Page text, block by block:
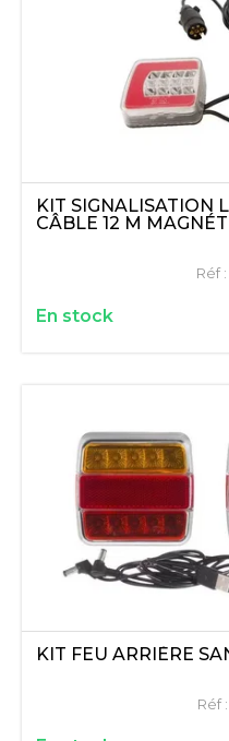
KIT SIGNALISATION
CÂBLE 12 M
Réf :
En stock
KIT FEU ARRIÈRE
Réf :